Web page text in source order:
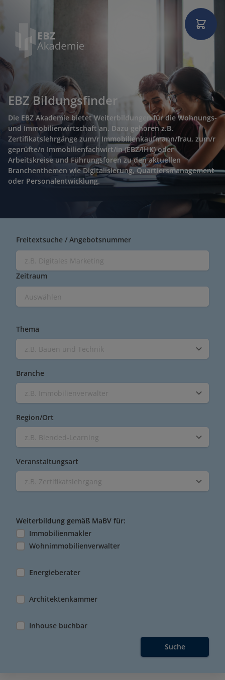
EBZ Bildungsfinder
Die EBZ Akademie bietet Weiterbildungen für die Wohnungs-
und Immobilienwirtschaft an. Dazu gehören z.B.
Zertifikatslehrgänge zum/r Immobilienkaufmann/frau, zum/r
geprüfte/n Immobilienfachwirt/in (EBZ/IHK) oder
Arbeitskreise und Führungsforen zu den aktuellen
Branchenthemen wie Digitalisierung, Quartiersmanagement
oder Personalentwicklung.
Freitextsuche / Angebotsnummer
Zeitraum
Thema
z.B. Bauen und Technik
Branche
z.B. Immobilienverwalter
Region/Ort
z.B. Blended-Learning
Veranstaltungsart
z.B. Zertifikatslehrgang
Weiterbildung gemäß MaBV für:
Immobilienmakler
Wohnimmobilienverwalter
Energieberater
Architektenkammer
Inhouse buchbar
Suche